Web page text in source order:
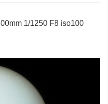
1/1250 F8 iso100